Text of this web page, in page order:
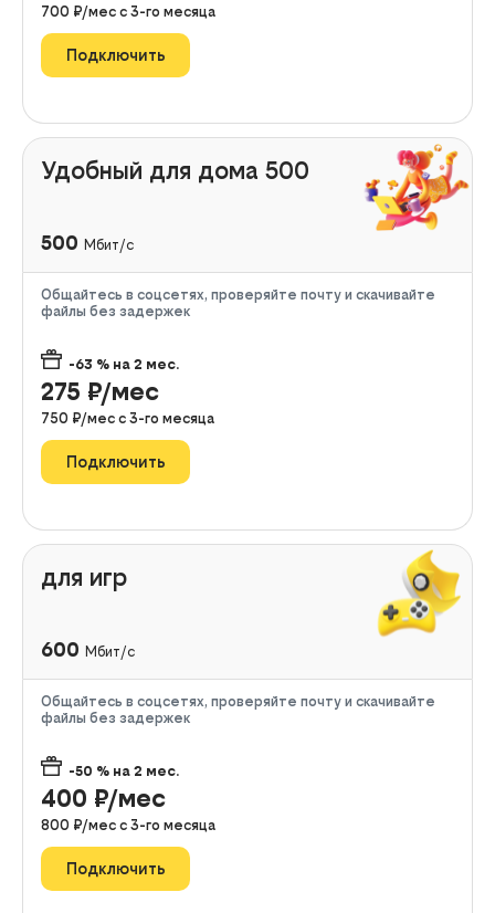
700 ₽/мес с 3-го месяца
Подключить
Удобный для дома 500
500 Мбит/с
Общайтесь в соцсетях, проверяйте почту и скачивайте
файлы без задержек
-63 % на 2 мес.
275 ₽/мес
750 ₽/мес с 3-го месяца
Подключить
для игр
600 Мбит/с
Общайтесь в соцсетях, проверяйте почту и скачивайте
файлы без задержек
-50 % на 2 мес.
400 ₽/мес
800 ₽/мес с 3-го месяца
Подключить